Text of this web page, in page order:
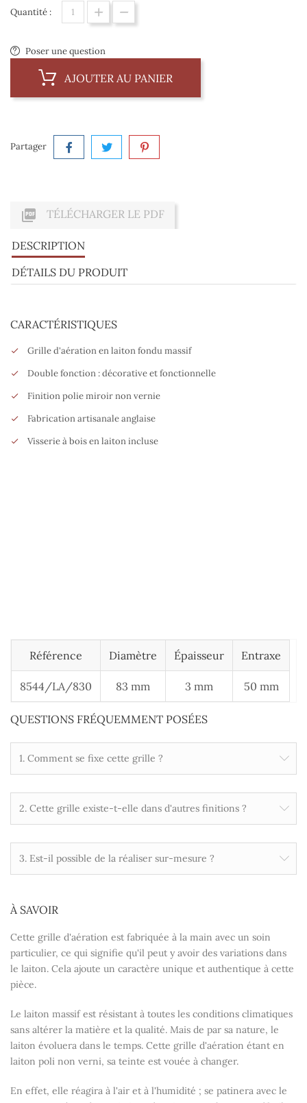
Quantité :
Poser une question
AJOUTER AU PANIER
Partager
 TÉLÉCHARGER LE PDF
DESCRIPTION
DÉTAILS DU PRODUIT
CARACTÉRISTIQUES
Grille d'aération en laiton fondu massif
Double fonction : décorative et fonctionnelle
Finition polie miroir non vernie
Fabrication artisanale anglaise
Visserie à bois en laiton incluse
Référence Diamètre Épaisseur Entraxe
8544/LA/830 83 mm 3 mm 50 mm
QUESTIONS FRÉQUEMMENT POSÉES
1. Comment se fixe cette grille ?
2. Cette grille existe-t-elle dans d'autres finitions ?
3. Est-il possible de la réaliser sur-mesure ?
À SAVOIR
Cette grille d'aération est fabriquée à la main avec un soin
particulier, ce qui signifie qu'il peut y avoir des variations dans
le laiton. Cela ajoute un caractère unique et authentique à cette
pièce.
Le laiton massif est résistant à toutes les conditions climatiques
sans altérer la matière et la qualité. Mais de par sa nature, le
laiton évoluera dans le temps. Cette grille d'aération étant en
laiton poli non verni, sa teinte est vouée à changer.
En effet, elle réagira à l'air et à l'humidité ; se patinera avec le